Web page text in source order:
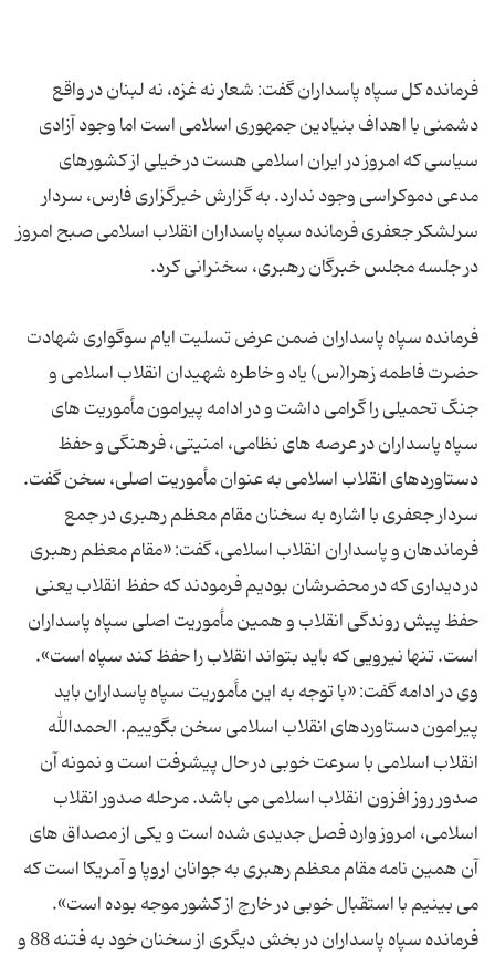
فرمانده کل سپاه پاسداران گفت: شعار نه غزه، نه لبنان در واقع
دشمنی با اهداف بنیادین جمهوری اسلامی است اما وجود آزادی
سیاسی که امروز در ایران اسلامی هست در خیلی از کشورهای
مدعی دموکراسی وجود ندارد. به گزارش خبرگزاری فارس، سردار
سرلشکر جعفری فرمانده سپاه پاسداران انقلاب اسلامی صبح امروز
فرمانده سپاه پاسداران ضمن عرض تسلیت ایام سوگواری شهادت
حضرت فاطمه زهرا(س) یاد و خاطره شهیدان انقلاب اسلامی و
جنگ تحمیلی را گرامی داشت و در ادامه پیرامون مأموریت های
سپاه پاسداران در عرصه های نظامی، امنیتی، فرهنگی و حفظ
سردار جعفری با اشاره به سخنان مقام معظم رهبری در جمع
فرماندهان و پاسداران انقلاب اسلامی، گفت: «مقام معظم رهبری
در دیداری که در محضرشان بودیم فرمودند که حفظ انقلاب یعنی
حفظ پیش روندگی انقلاب و همین مأموریت اصلی سپاه پاسداران
وی در ادامه گفت: «با توجه به این مأموریت سپاه پاسداران باید
پیرامون دستاوردهای انقلاب اسلامی سخن بگوییم. الحمدالله
انقلاب اسلامی با سرعت خوبی در حال پیشرفت است و نمونه آن
صدور روز افزون انقلاب اسلامی می باشد. مرحله صدور انقلاب
اسلامی، امروز وارد فصل جدیدی شده است و یکی از مصداق های
آن همین نامه مقام معظم رهبری به جوانان اروپا و آمریکا است که
فرمانده سپاه پاسداران در بخش دیگری از سخنان خود به فتنه 88 و